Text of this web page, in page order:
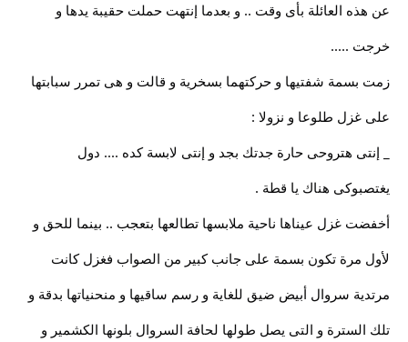
عن هذه العائلة بأى وقت .. و بعدما إنتهت حملت حقيبة يدها و
خرجت .....
زمت بسمة شفتيها و حركتهما بسخرية و قالت و هى تمرر سبابتها
على غزل طلوعا و نزولا :
_ إنتى هتروحى حارة جدتك بجد و إنتى لابسة كده .... دول
يغتصبوكى هناك يا قطة .
أخفضت غزل عيناها ناحية ملابسها تطالعها بتعجب .. بينما للحق و
لأول مرة تكون بسمة على جانب كبير من الصواب فغزل كانت
مرتدية سروال أبيض ضيق للغاية و رسم ساقيها و منحنياتها بدقة و
تلك السترة و التى يصل طولها لحافة السروال بلونها الكشمير و